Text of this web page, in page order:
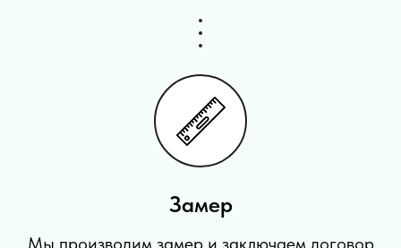
Замер
Мы производим замер и заключаем договор